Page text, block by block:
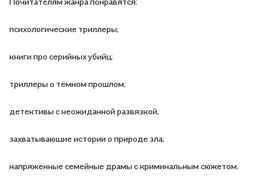
психологические триллеры;
книги про серийных убийц;
триллеры о тёмном прошлом;
детективы с неожиданной развязкой;
захватывающие истории о природе зла;
напряжённые семейные драмы с криминальным сюжетом.